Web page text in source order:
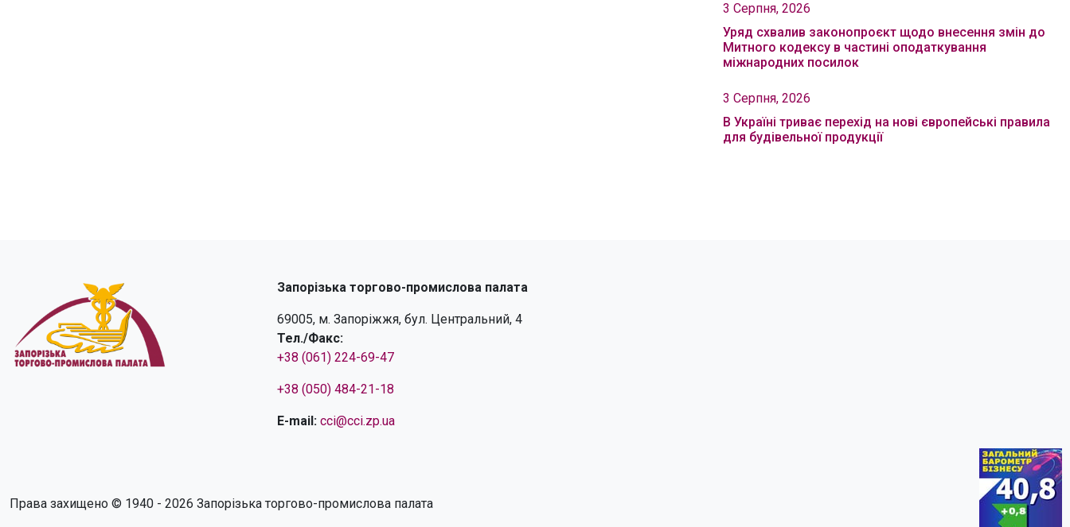
3 Серпня, 2026
Уряд схвалив законопроєкт щодо внесення змін до
Митного кодексу в частині оподаткування
міжнародних посилок
3 Серпня, 2026
В Україні триває перехід на нові європейські правила
для будівельної продукції
Запорізька торгово-промислова палата
69005, м. Запоріжжя, бул. Центральний, 4
Тел./Факс:
+38 (061) 224-69-47
+38 (050) 484-21-18
E-mail: cci@cci.zp.ua
Права захищено © 1940 - 2026 Запорізька торгово-промислова палата